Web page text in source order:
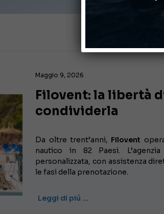
Maggio 9, 2026
Filovent: la libertà
condividerla
Da oltre trent’anni, Filovent
nautico in 82 Paesi.
personalizzata, con assistenza
le fasi della prenotazione.
Leggi di piú …